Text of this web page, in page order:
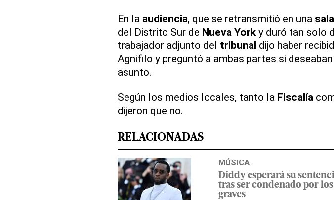
En la audiencia, que se retransmitió en una
del Distrito Sur de Nueva Yorky duró tan solo
trabajador adjunto del tribunal dijo haber
Agnifilo y preguntó a ambas partes si
asunto.
Según los medios locales, tanto la Fiscalía
dijeron que no.
RELACIONADAS
MÚSICA
Diddy esperará su
tras ser condenado por
graves